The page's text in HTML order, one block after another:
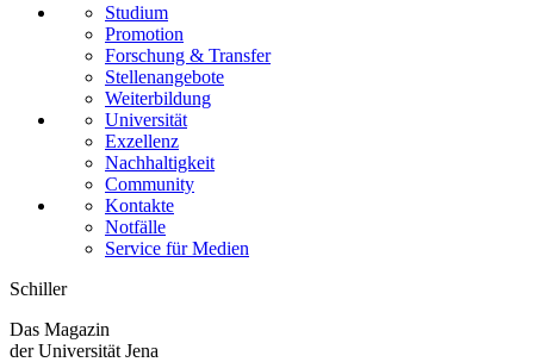
Studium
Promotion
Forschung & Transfer
Stellenangebote
Weiterbildung
Universität
Exzellenz
Nachhaltigkeit
Community
Kontakte
Notfälle
Service für Medien
Schiller
Das Magazin
der Universität Jena